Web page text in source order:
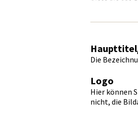
Die
Logo
Hier können
nicht, die